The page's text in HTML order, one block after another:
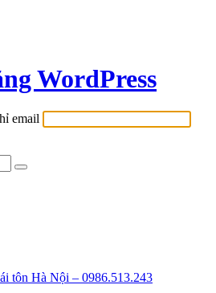
WordPress
email
tôn Hà Nội – 0986.513.243